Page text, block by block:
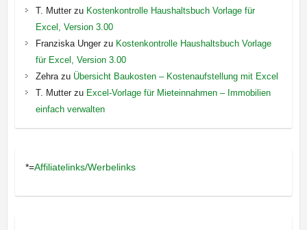
T. Mutterzu Kostenkontrolle Haushaltsbuch Vorlage für
Excel, Version 3.00
Franziska Ungerzu Kostenkontrolle Haushaltsbuch Vorlage
für Excel, Version 3.00
Zehrazu Übersicht Baukosten – Kostenaufstellung mit Excel
T. Mutterzu Excel-Vorlage für Mieteinnahmen – Immobilien
einfach verwalten
*=Affiliatelinks/Werbelinks